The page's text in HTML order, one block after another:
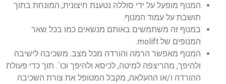
המנוף מופעל על ידי סוללה נטענת חיצונית, המונחת בתוך
תושבת על עמוד המנוף.
במנוף זה משתמשים באותם מנשאים כמו בכל שאר
המנופים של molift.
המנוף מאפשר הרמה והורדה מכל מצב. משכיבה לישיבה
ולהיפך, מהריצפה למיטה, לכיסא ולהיפך וכו´. תוך כדי פעולת
ההורדה ו/או ההעלאה, מקבל המטופל את צורת השכיבה